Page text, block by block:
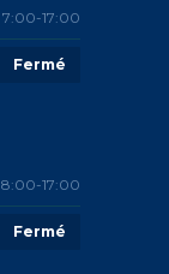
7:00-17:00
Fermé
8:00-17:00
Fermé